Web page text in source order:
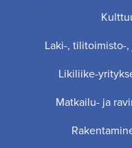
Laki-, tilitoimisto-
Likiliike-
Matkailu- ja